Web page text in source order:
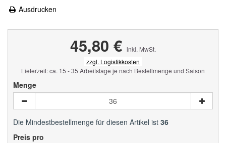
Ausdrucken
45,80 € inkl. MwSt.
zzgl. Logistikkosten
Lieferzeit: ca. 15 - 35 Arbeitstage je nach Bestellmenge und Saison
Menge
Die Mindestbestellmenge für diesen Artikel ist 36
Preis pro